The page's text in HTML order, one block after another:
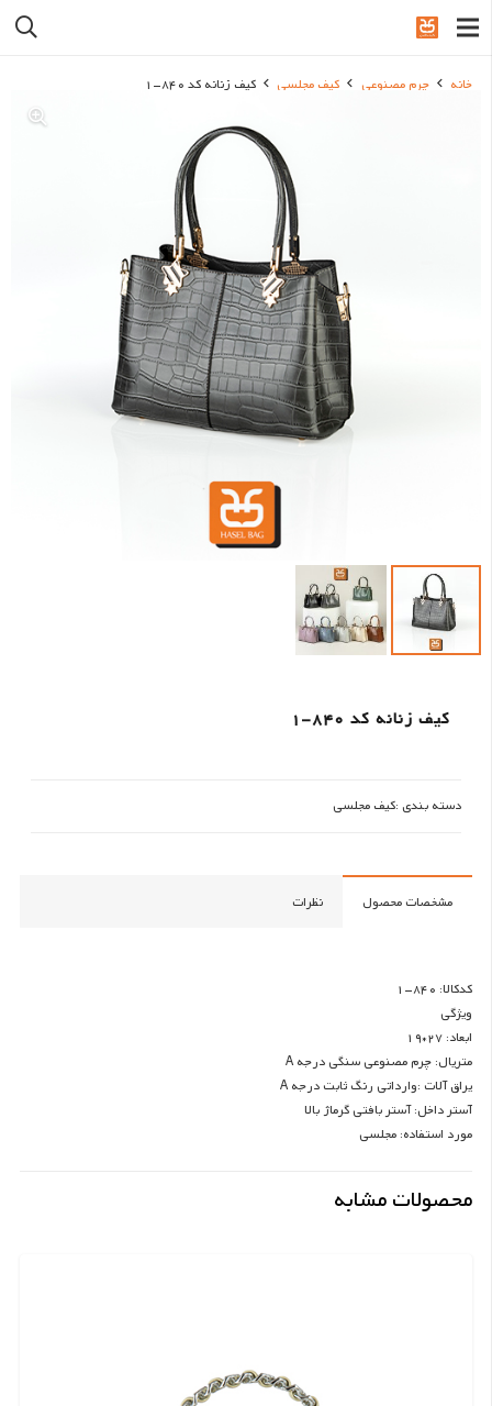
خانه چرم مصنوعی کیف مجلسی کیف زنانه کد 840-1
کیف زنانه کد 840-1
دسته بندی :کیف مجلسی
مشخصات محصول نظرات
کدکالا: 840-1
ویژگی
ابعاد: 27*19
متریال: چرم مصنوعی سنگی درجه A
یراق آلات :وارداتی رنگ ثابت درجه A
آستر داخل: آستر بافتی گرماژ بالا
مورد استفاده: مجلسی
محصولات مشابه